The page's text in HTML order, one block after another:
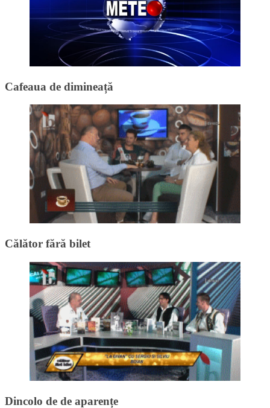
Cafeaua de dimineață
Călător fără bilet
Dincolo de de aparențe